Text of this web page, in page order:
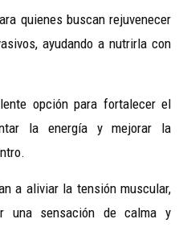
quienes buscan rejuvenecer
ayudando a nutrirla con
opción para fortalecer el
la energía y mejorar la
a aliviar la tensión muscular,
una sensación de calma y